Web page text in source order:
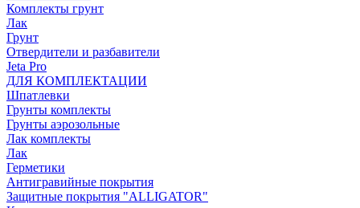
Комплекты грунт
Лак
Грунт
Отвердители и разбавители
Jeta Pro
ДЛЯ КОМПЛЕКТАЦИИ
Шпатлевки
Грунты комплекты
Грунты аэрозольные
Лак комплекты
Лак
Герметики
Антигравийные покрытия
Защитные покрытия "ALLIGATOR"